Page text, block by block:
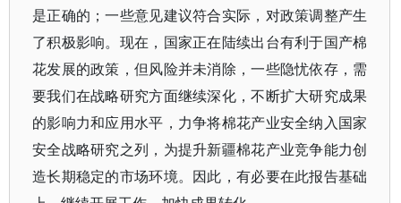
是正确的；一些意见建议符合实际，对政策调整产生
了积极影响。现在，国家正在陆续出台有利于国产棉
花发展的政策，但风险并未消除，一些隐忧依存，需
要我们在战略研究方面继续深化，不断扩大研究成果
的影响力和应用水平，力争将棉花产业安全纳入国家
安全战略研究之列，为提升新疆棉花产业竞争能力创
造长期稳定的市场环境。因此，有必要在此报告基础